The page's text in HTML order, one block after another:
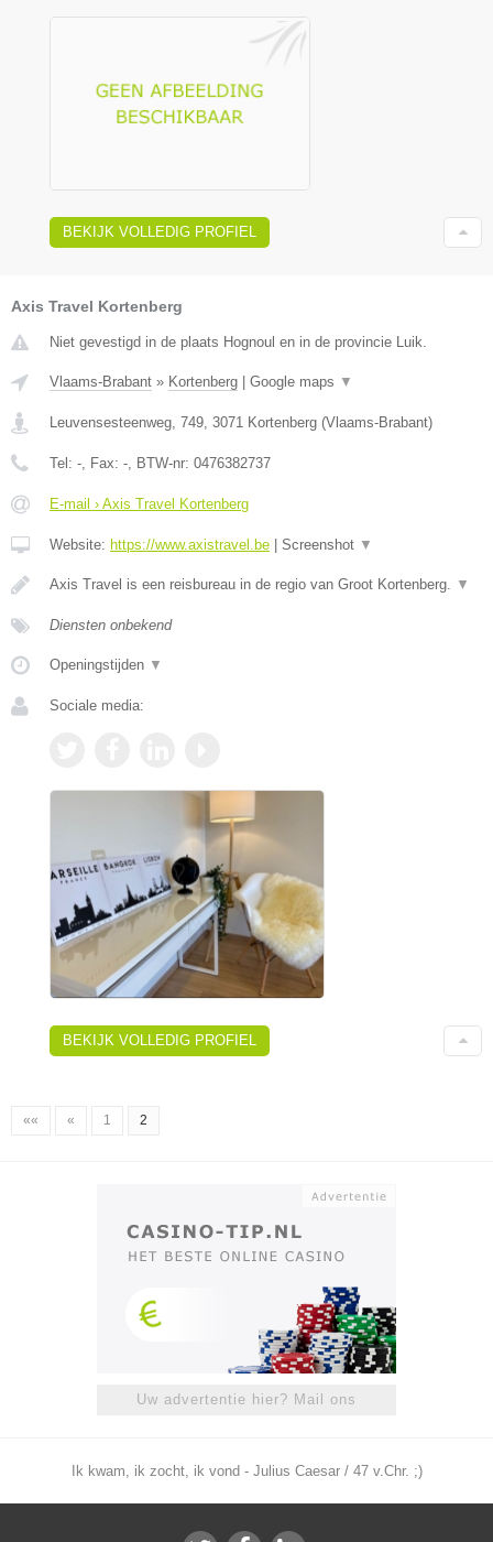
BEKIJK VOLLEDIG PROFIEL
Axis Travel Kortenberg
Niet gevestigd in de plaats Hognoul en in de provincie Luik.
Vlaams-Brabant » Kortenberg Google maps ▼
Leuvensesteenweg, 749, 3071 Kortenberg (Vlaams-Brabant)
Tel: -, Fax: -, BTW-nr: 0476382737
E-mail › Axis Travel Kortenberg
Website: https://www.axistravel.be Screenshot ▼
Axis Travel is een reisbureau in de regio van Groot Kortenberg. ▼
Diensten onbekend
Openingstijden ▼
Sociale media:
BEKIJK VOLLEDIG PROFIEL
«« « 1 2
Uw advertentie hier? Mail ons
Ik kwam, ik zocht, ik vond - Julius Caesar / 47 v.Chr. ;)